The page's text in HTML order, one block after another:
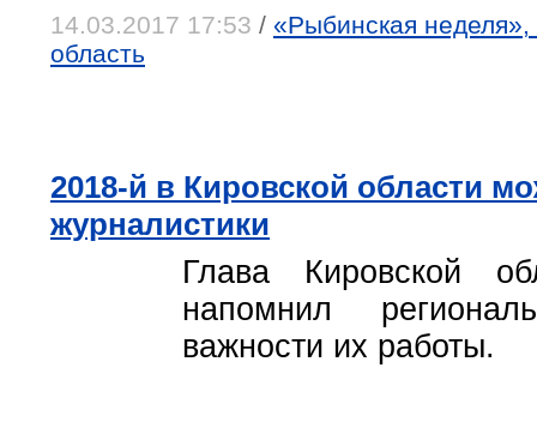
14.03.2017 17:53 / «Рыбинская неделя»,
область
2018-й в Кировской области
журналистики
Глава Кировской
напомнил
важности их работы.